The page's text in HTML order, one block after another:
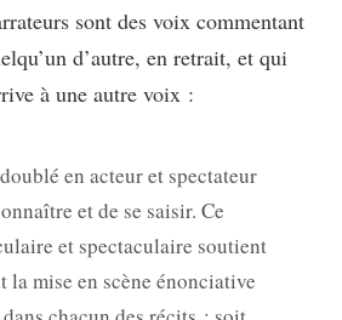
sont des voix commentant
d’autre, en retrait, et qui
à une autre voix :
en acteur et spectateur
et de se saisir. Ce
et spectaculaire soutient
la mise en scène énonciative